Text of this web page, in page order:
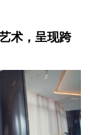
术，呈现跨